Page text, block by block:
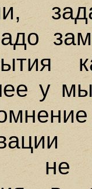
у
не